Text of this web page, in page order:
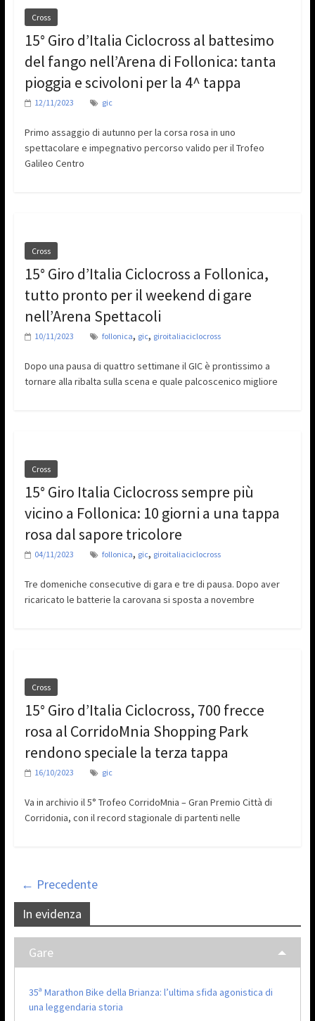
Cross
15° Giro d’Italia Ciclocross al battesimo
del fango nell’Arena di Follonica: tanta
pioggia e scivoloni per la 4^ tappa
12/11/2023 gic
Primo assaggio di autunno per la corsa rosa in uno
spettacolare e impegnativo percorso valido per il Trofeo
Galileo Centro
Cross
15° Giro d’Italia Ciclocross a Follonica,
tutto pronto per il weekend di gare
nell’Arena Spettacoli
10/11/2023 follonica, gic, giroitaliaciclocross
Dopo una pausa di quattro settimane il GIC è prontissimo a
tornare alla ribalta sulla scena e quale palcoscenico migliore
Cross
15° Giro Italia Ciclocross sempre più
vicino a Follonica: 10 giorni a una tappa
rosa dal sapore tricolore
04/11/2023 follonica, gic, giroitaliaciclocross
Tre domeniche consecutive di gara e tre di pausa. Dopo aver
ricaricato le batterie la carovana si sposta a novembre
Cross
15° Giro d’Italia Ciclocross, 700 frecce
rosa al CorridoMnia Shopping Park
rendono speciale la terza tappa
16/10/2023 gic
Va in archivio il 5° Trofeo CorridoMnia – Gran Premio Città di
Corridonia, con il record stagionale di partenti nelle
← Precedente
In evidenza
Gare
35ª Marathon Bike della Brianza: l’ultima sfida agonistica di
una leggendaria storia